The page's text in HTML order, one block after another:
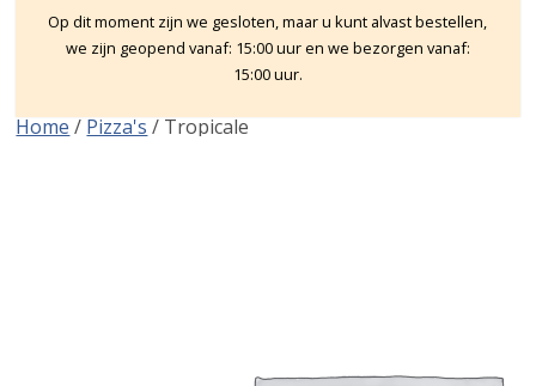
Op dit moment zijn we gesloten, maar u kunt alvast bestellen,
we zijn geopend vanaf: 15:00 uur en we bezorgen vanaf:
15:00 uur.
Home / Pizza's / Tropicale